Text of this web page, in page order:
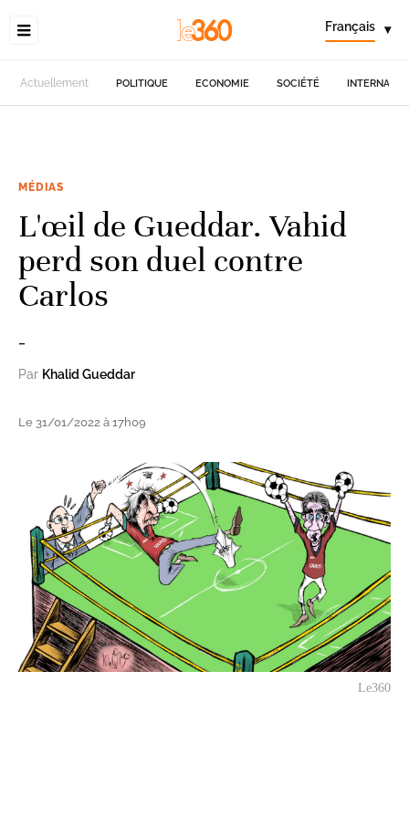
Français ▾
Actuellement POLITIQUE ECONOMIE SOCIÉTÉ
MÉDIAS
L'œil de Gueddar. Vahid
perd son duel contre
Carlos
Par Khalid Gueddar
Le 31/01/2022 à 17h09
Le360